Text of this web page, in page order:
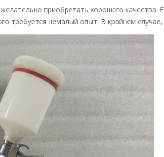
приобретать хорошего
требуется немалый опыт. В крайнем